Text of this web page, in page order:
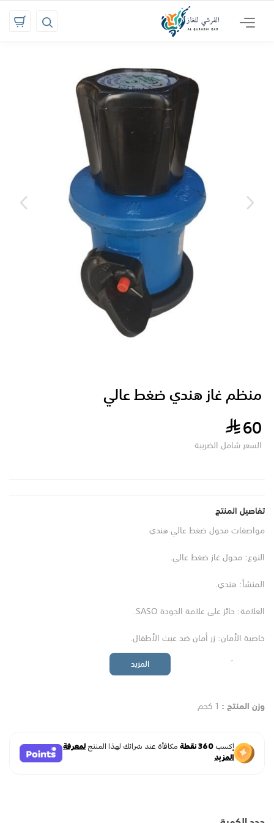
منظم غاز هندي ضغط عالي
60
السعر شامل الضريبة
تفاصيل المنتج
مواصفات محول ضغط عالي هندي
النوع: محول غاز ضغط عالي.
المنشأ: هندي.
العلامة: حائز على علامة الجودة SASO.
خاصية الأمان: زر أمان ضد عبث الأطفال.
مناسب للأفران المتنقلة.
غير متوافق مع المواقد الكويتية السوداء.
المزيد
وزن المنتج : 1 كجم